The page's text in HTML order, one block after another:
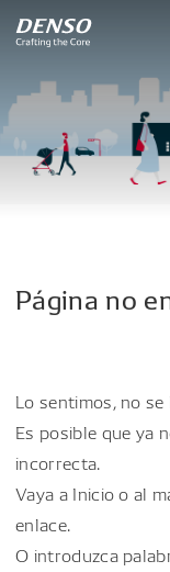
Página no
Lo sentimos, no
Es posible que ya
incorrecta.
Vaya a Inicio o al
enlace.
O introduzca